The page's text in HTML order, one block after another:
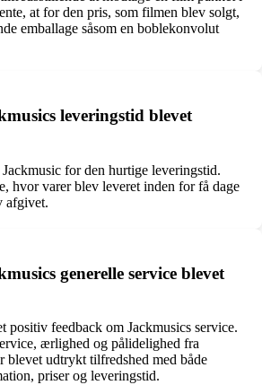
at for den pris, som filmen blev solgt,
emballage såsom en boblekonvolut
leveringstid blevet
for den hurtige leveringstid.
hvor varer blev leveret inden for få dage
afgivet.
generelle service blevet
positiv feedback om Jackmusics service.
ærlighed og pålidelighed fra
blevet udtrykt tilfredshed med både
priser og leveringstid.